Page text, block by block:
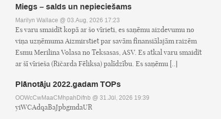
Miegs – salds un nepieciešams
Marilyn Wallace @ 03.Aug, 2026 17:23
Es varu smaidīt kopā ar šo vīrieti, es saņēmu aizdevumu no
viņa uzņēmuma Aizmirstiet par savām finansiālajām raizēm
Esmu Merilina Volasa no Teksasas, ASV. Es atkal varu smaidīt
ar šī vīrieša (Ričarda Fēliksa) palīdzību. Es saņēmu [..]
Plānotāju 2022.gadam TOPs
OOWcCwMaaCMhpahDifnb @ 31.Jūl, 2026 19:39
yiWCAdqaBaJpbgmdaUR